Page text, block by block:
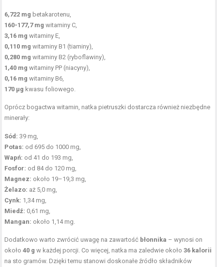
6,722 mg betakarotenu,
160-177,7 mg witaminy C,
3,16 mg witaminy E,
0,110 mg witaminy B1 (tiaminy),
0,280 mg witaminy B2 (ryboflawiny),
1,40 mg witaminy PP (niacyny),
0,16 mg witaminy B6,
170 µg kwasu foliowego.
Oprócz bogactwa witamin, natka pietruszki dostarcza również niezbędne
minerały:
Sód: 39 mg,
Potas: od 695 do 1000 mg,
Wapń: od 41 do 193 mg,
Fosfor: od 84 do 120 mg,
Magnez: około 19–19,3 mg,
Żelazo: aż 5,0 mg,
Cynk: 1,34 mg,
Miedź: 0,61 mg,
Mangan: około 1,14 mg.
Dodatkowo warto zwrócić uwagę na zawartość błonnika – wynosi on
około40 g w każdej porcji. Co więcej, natka ma zaledwie około36 kalorii
na sto gramów. Dzięki temu stanowi doskonałe źródło składników